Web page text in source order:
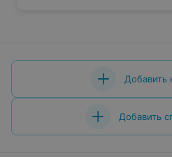
Добавить
Добавить